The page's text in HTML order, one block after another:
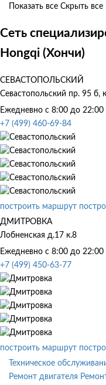
Показать все Скрыть все
Сеть
Hongqi (Хончи)
СЕВАСТОПОЛЬСКИЙ
Севастопольский пр. 95 б,
Ежедневно с 8:00 до 22:00
+7 (499) 460-69-84
построить маршрут
ДМИТРОВКА
Лобненская д.17 к.8
Ежедневно с 8:00 до 22:00
+7 (499) 450-63-77
построить маршрут
Техническое
Ремонт двигателя